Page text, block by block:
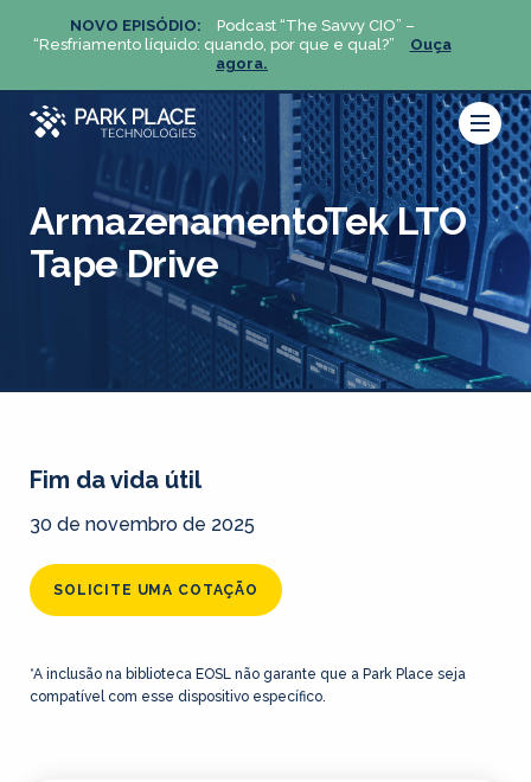
NOVO EPISÓDIO:
Podcast “The Savvy CIO” –
“Resfriamento líquido: quando, por que e qual?”
Ouça
agora.
ArmazenamentoTek LTO
Tape Drive
Fim da vida útil
30 de novembro de 2025
SOLICITE UMA COTAÇÃO
*A inclusão na biblioteca EOSL não garante que a Park Place seja
compatível com esse dispositivo específico.